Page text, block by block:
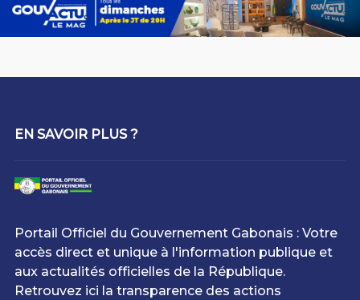
EN SAVOIR PLUS ?
Portail Officiel du Gouvernement Gabonais : Votre
accès direct et unique à l'information publique et
aux actualités officielles de la République.
Retrouvez ici la transparence des actions